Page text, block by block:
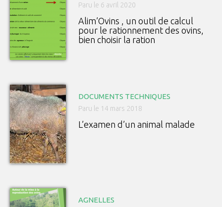
Paru le 6 avril 2020
Alim’Ovins , un outil de calcul
pour le rationnement des ovins,
bien choisir la ration
DOCUMENTS TECHNIQUES
Paru le 14 mars 2018
L’examen d’un animal malade
AGNELLES